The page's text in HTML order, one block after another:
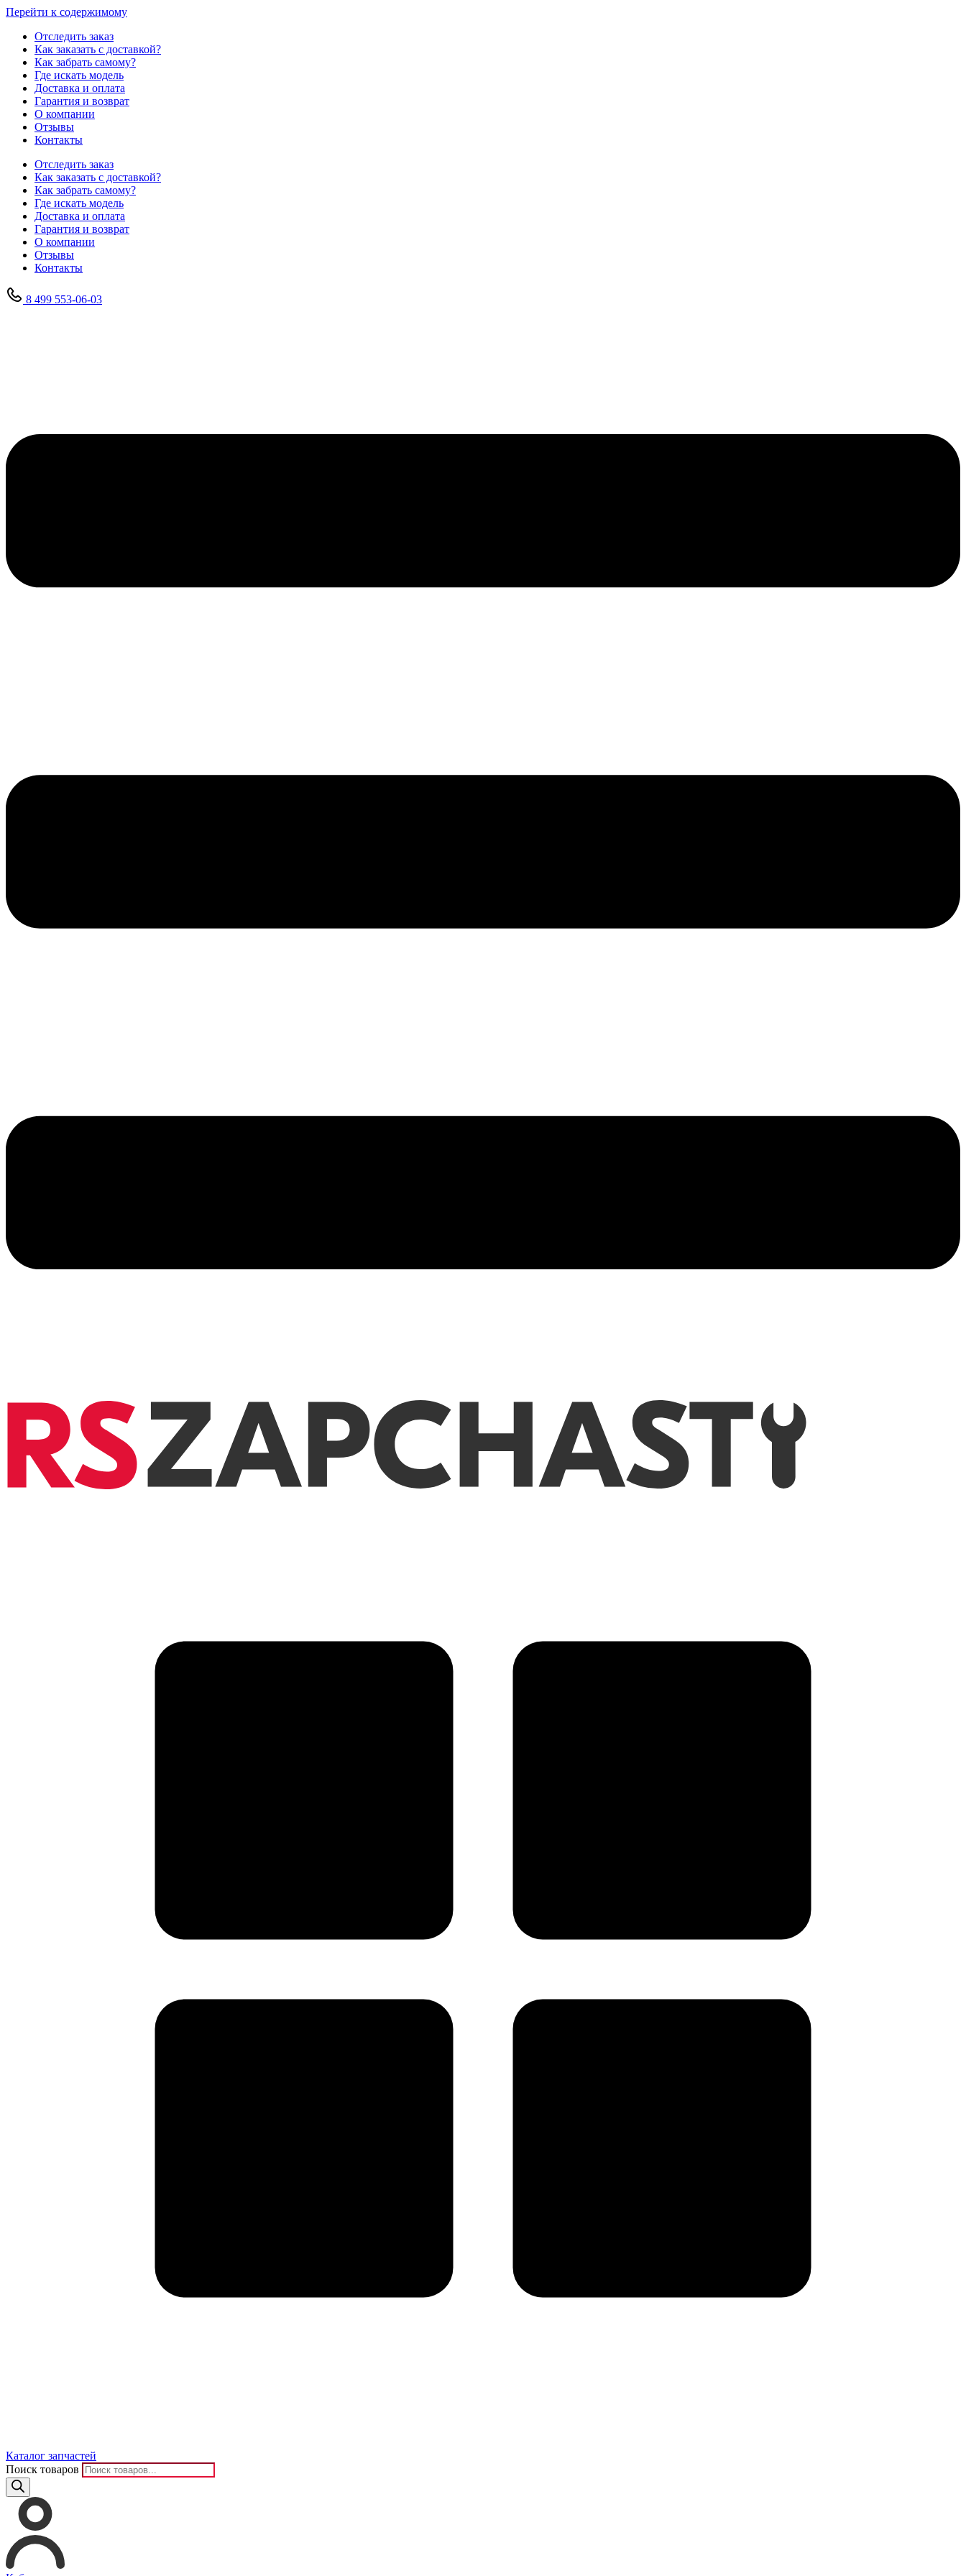
Перейти к содержимому
Отследить заказ
Как заказать с доставкой?
Как забрать самому?
Где искать модель
Доставка и оплата
Гарантия и возврат
О компании
Отзывы
Контакты
Отследить заказ
Как заказать с доставкой?
Как забрать самому?
Где искать модель
Доставка и оплата
Гарантия и возврат
О компании
Отзывы
Контакты
8 499 553-06-03
Каталог запчастей
Поиск товаров